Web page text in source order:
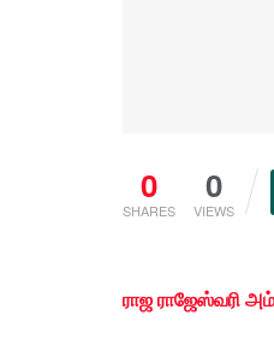
0
SHARES
0
VIEWS
ராஜ ராஜேஸ்வரி